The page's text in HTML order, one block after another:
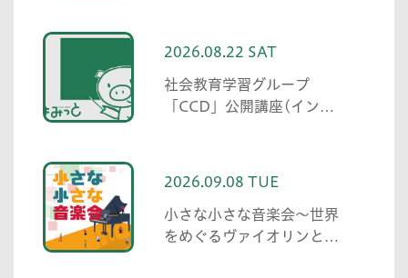
2026.08.22 SAT
社会教育学習グループ
「CCD」公開講座(インク
2026.09.08 TUE
小さな小さな音楽会～世界
をめぐるヴァイオリンとピ